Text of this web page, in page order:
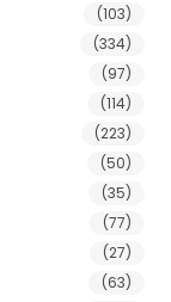
(103)
(334)
(97)
(114)
(223)
(50)
(35)
(77)
(27)
(63)